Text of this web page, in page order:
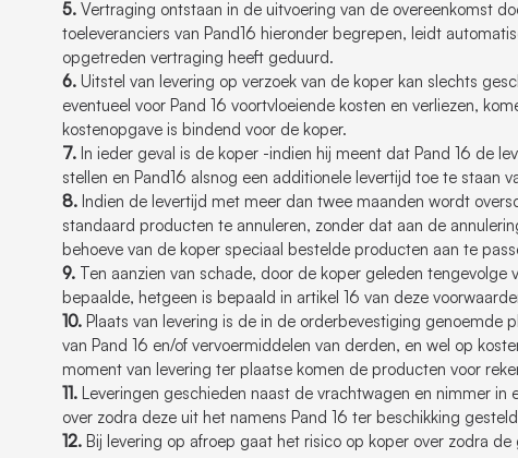
5.Vertraging ontstaan in de uitvoering van de overeenkomst
toeleveranciers van Pand16 hieronder begrepen, leidt
opgetreden vertraging heeft geduurd.
6.Uitstel van levering op verzoek van de koper kan slechts
eventueel voor Pand 16 voortvloeiende kosten en verliezen,
kostenopgave is bindend voor de koper.
7.In ieder geval is de koper -indien hij meent dat Pand 16 de
stellen en Pand16 alsnog een additionele levertijd toe te staan
8.Indien de levertijd met meer dan twee maanden wordt
standaard producten te annuleren, zonder dat aan de
behoeve van de koper speciaal bestelde producten aan te
9.Ten aanzien van schade, door de koper geleden tengevolge
bepaalde, hetgeen is bepaald in artikel 16 van deze
10. Plaats van levering is de in de orderbevestiging genoemde
van Pand 16 en/of vervoermiddelen van derden, en wel op
moment van levering ter plaatse komen de producten voor
11.Leveringen geschieden naast de vrachtwagen en nimmer
over zodra deze uit het namens Pand 16 ter beschikking
12.Bij levering op afroep gaat het risico op koper over zodra